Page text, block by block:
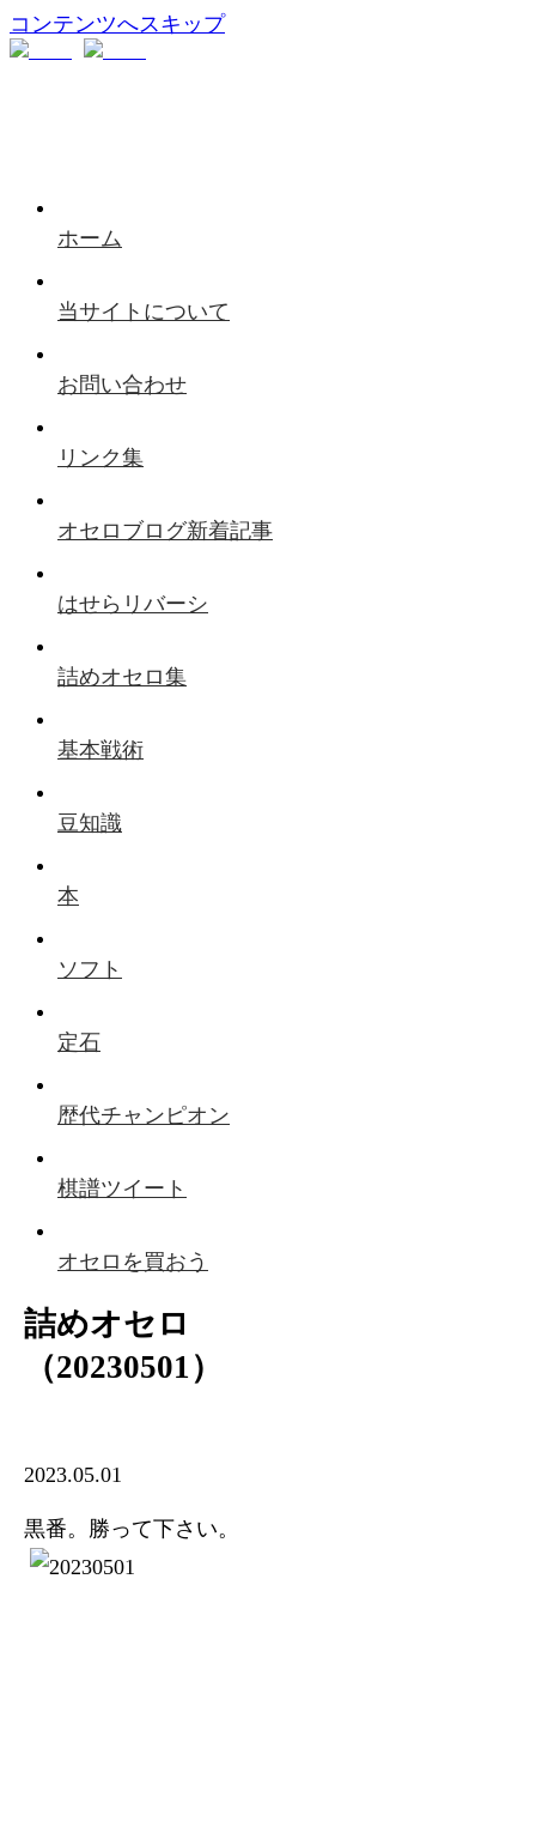
コンテンツへスキップ
ホーム
当サイトについて
お問い合わせ
リンク集
オセロブログ新着記事
はせらリバーシ
詰めオセロ集
基本戦術
豆知識
本
ソフト
定石
歴代チャンピオン
棋譜ツイート
オセロを買おう
詰めオセロ
（20230501）
2023.05.01
黒番。勝って下さい。